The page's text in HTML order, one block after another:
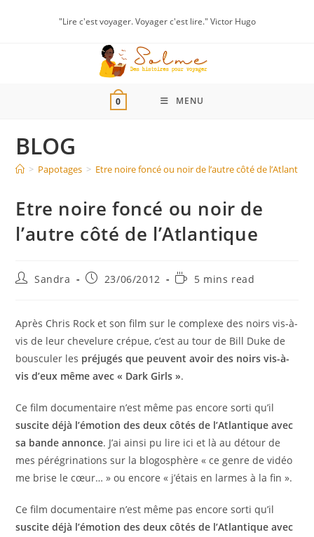
"Lire c'est voyager. Voyager c'est lire." Victor Hugo
0 MENU
BLOG
> Papotages > Etre noire foncé ou noir de l’autre côté de
Etre noire foncé ou noir de
l’autre côté de l’Atlantique
Sandra 23/06/2012 5 mins read
Après Chris Rock et son film sur le complexe des noirs vis-à-
vis de leur chevelure crépue, c’est au tour de Bill Duke de
bousculer les préjugés que peuvent avoir des noirs vis-à-
vis d’eux même avec « Dark Girls ».
Ce film documentaire n’est même pas encore sorti qu’il
suscite déjà l’émotion des deux côtés de l’Atlantique avec
sa bande annonce. J’ai ainsi pu lire ici et là au détour de
mes pérégrinations sur la blogosphère « ce genre de vidéo
me brise le cœur… » ou encore « j’étais en larmes à la fin ».
Ce film documentaire n’est même pas encore sorti qu’il
suscite déjà l’émotion des deux côtés de l’Atlantique avec